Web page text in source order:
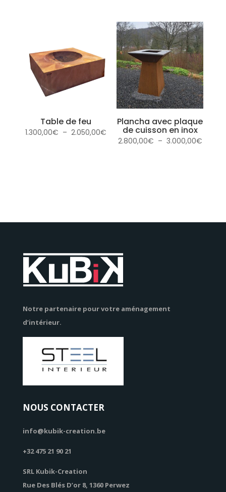
95,00€
1.530,00€
prix :
310,00€
à
640,00€
Table de feu
1.300,00€ – 2.050,00€ Plage
Plancha avec plaque
de cuisson en inox
2.800,00€ – 3.000,00€Plage
Notre partenaire pour votre aménagement
d’intérieur.
NOUS CONTACTER
info@kubik-creation.be
+32 475 21 90 21
SRL Kubik-Creation
Rue Des Blés D’or 8, 1360 Perwez